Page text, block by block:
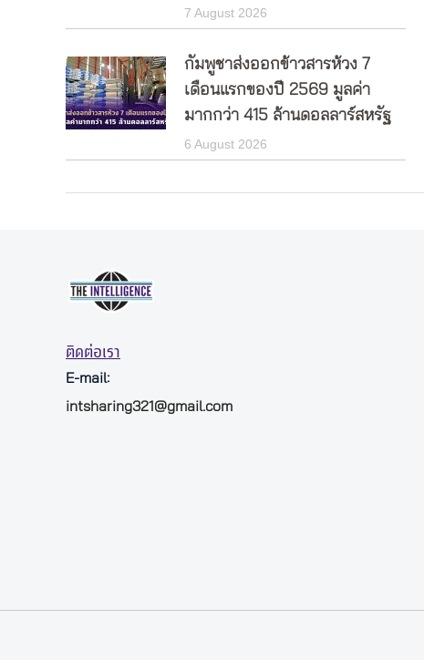
7 August 2026
กัมพูชาส่งออกข้าวสารห้วง 7
เดือนแรกของปี 2569 มูลค่า
มากกว่า 415 ล้านดอลลาร์สหรัฐ
6 August 2026
ติดต่อเรา
E-mail:
intsharing321@gmail.com